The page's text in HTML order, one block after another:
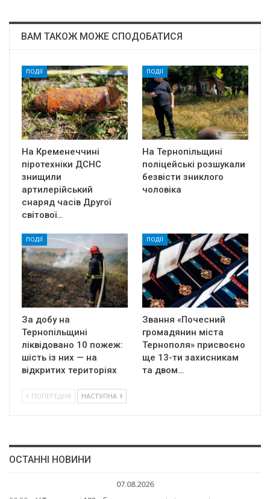
ВАМ ТАКОЖ МОЖЕ СПОДОБАТИСЯ
ПОДІЇ
На Кременеччині
піротехніки ДСНС
знищили
артилерійський
снаряд часів Другої
світової…
ПОДІЇ
На Тернопільщині
поліцейські розшукали
безвісти зниклого
чоловіка
ПОДІЇ
За добу на
Тернопільщині
ліквідовано 10 пожеж:
шість із них — на
відкритих територіях
ПОДІЇ
Звання «Почесний
громадянин міста
Тернополя» присвоєно
ще 13-ти захисникам
та двом…
ПОПЕРЕДНЯ НАСТУПНА
ОСТАННІ НОВИНИ
07.08.2026